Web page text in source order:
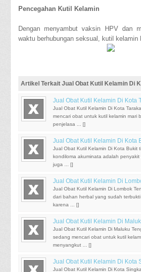
Pencegahan Kutil Kelamin
Dengan menyambut vaksin HPV dan
waktu berhubungan seksual, kutil kelamin
Artikel Terkait Jual Obat Kutil Kelamin Di
Jual Obat Kutil Kelamin Di Kota
Jual Obat Kutil Kelamin Di Kota
mencari obat untuk kutil kelamin mari
penjelasa ... []
Jual Obat Kutil Kelamin Di Kota
Jual Obat Kutil Kelamin Di Kota Bukit
kondiloma akuminata adalah
juga ... []
Jual Obat Kutil Kelamin Di
Jual Obat Kutil Kelamin Di Lombok
dari bahan herbal yang sudah
karena ... []
Jual Obat Kutil Kelamin Di
Jual Obat Kutil Kelamin Di Maluku
sedang mencari obat untuk kutil
menyangkut ... []
Jual Obat Kutil Kelamin Di Kota
Jual Obat Kutil Kelamin Di Kota